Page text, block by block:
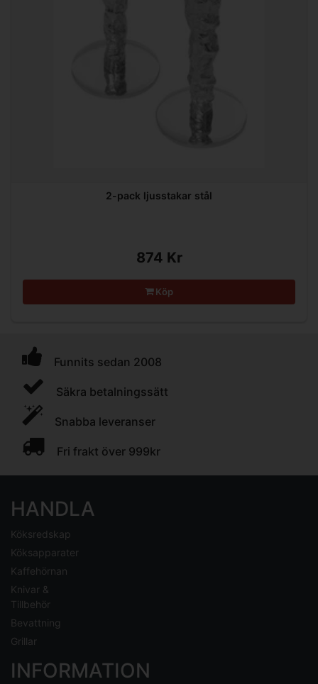
2-pack ljusstakar stål
874 Kr
Köp
Funnits sedan 2008
Säkra betalningssätt
Snabba leveranser
Fri frakt över 999kr
HANDLA
Köksredskap
Köksapparater
Kaffehörnan
Knivar &
Tillbehör
Bevattning
Grillar
INFORMATION